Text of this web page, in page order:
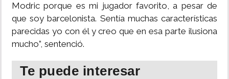
Modric porque es mi jugador favorito, a pesar de
que soy barcelonista. Sentía muchas características
parecidas yo con él y creo que en esa parte ilusiona
mucho”, sentenció.
Te puede interesar